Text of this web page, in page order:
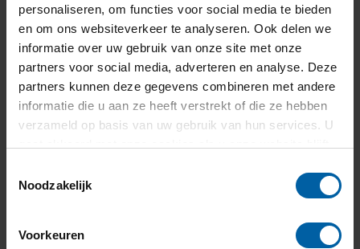
personaliseren, om functies voor social media te bieden
en om ons websiteverkeer te analyseren. Ook delen we
informatie over uw gebruik van onze site met onze
partners voor social media, adverteren en analyse. Deze
partners kunnen deze gegevens combineren met andere
informatie die u aan ze heeft verstrekt of die ze hebben
verzameld op basis van uw gebruik van hun services. U
Noodzakelijk
Voorkeuren
Real-life cases
Tijdens je studie Built Environment werk je
samen met een groepje studenten aan
opdrachten uit de praktijk. Zulke opdrachten
kunnen complex zijn, omdat er vaak
aan de gemeente, ontwikkelaars,
vergeten – de burgers. Voor deze partijen werk